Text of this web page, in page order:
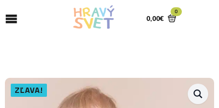
0,00€
0
ZĽAVA!